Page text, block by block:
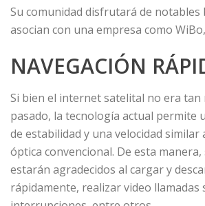
Su comunidad disfrutará de notables
asocian con una empresa como
NAVEGACIÓN
Si bien el internet satelital no era tan
pasado, la tecnología actual permite
de estabilidad y una velocidad similar
óptica convencional. De esta manera,
estarán agradecidos al cargar y
rápidamente, realizar video llamadas